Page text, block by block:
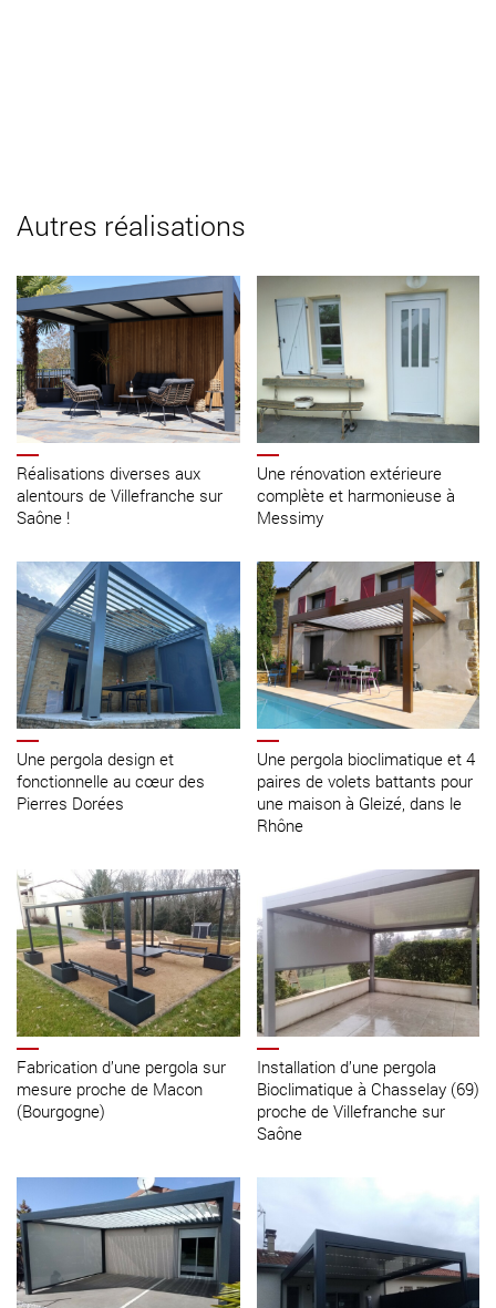
Autres réalisations
Réalisations diverses aux
alentours de Villefranche sur
Saône !
Une rénovation extérieure
complète et harmonieuse à
Messimy
Une pergola design et
fonctionnelle au cœur des
Pierres Dorées
Une pergola bioclimatique et 4
paires de volets battants pour
une maison à Gleizé, dans le
Rhône
Fabrication d’une pergola sur
mesure proche de Macon
(Bourgogne)
Installation d’une pergola
Bioclimatique à Chasselay (69)
proche de Villefranche sur
Saône